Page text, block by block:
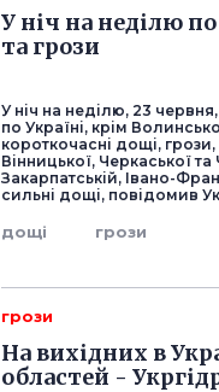
У ніч на неділю
та грози
У ніч на неділю, 23
по Україні, крім
короткочасні дощі,
Вінницької, Черкаської
Закарпатській, Івано-
сильні дощі, повідомив
дощі грози
грози
На вихідних в
областей -